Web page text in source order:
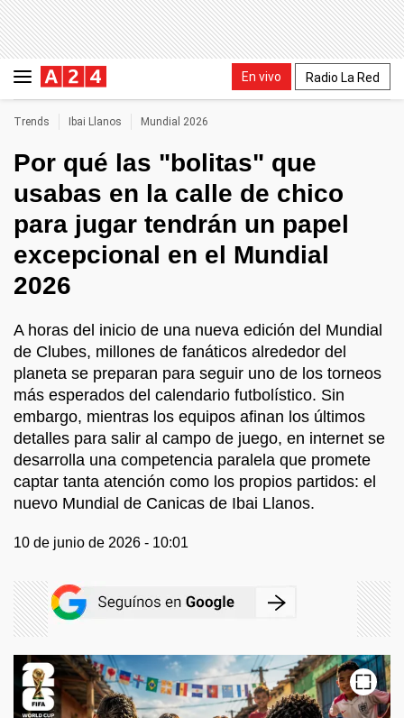
En vivo Radio La Red
Trends Ibai Llanos Mundial 2026
Por qué las "bolitas" que
usabas en la calle de chico
para jugar tendrán un papel
excepcional en el Mundial
2026
A horas del inicio de una nueva edición del Mundial
de Clubes, millones de fanáticos alrededor del
planeta se preparan para seguir uno de los torneos
más esperados del calendario futbolístico. Sin
embargo, mientras los equipos afinan los últimos
detalles para salir al campo de juego, en internet se
desarrolla una competencia paralela que promete
captar tanta atención como los propios partidos: el
nuevo Mundial de Canicas de Ibai Llanos.
10 de junio de 2026 - 10:01